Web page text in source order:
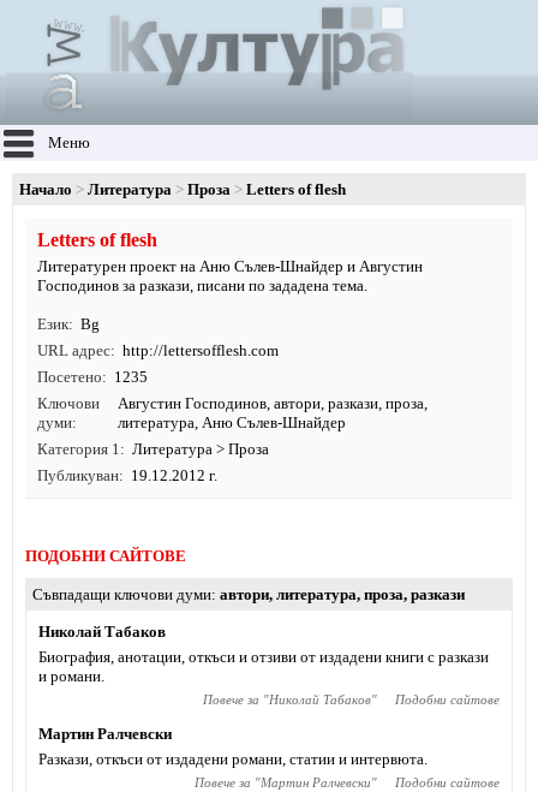
Меню
Начало Литература Проза Letters of flesh
Letters of flesh
Литературен проект на Аню Сълев-Шнайдер и Августин
Господинов за разкази, писани по зададена тема.
Език
Bg
URL адрес
http://lettersofflesh.com
Посетено
1235
Ключови
думи
Августин Господинов,автори,разкази,проза,
литература, Аню Сълев-Шнайдер
Категория 1
Литература > Проза
Публикуван
19.12.2012 г.
ПОДОБНИ САЙТОВЕ
Съвпадащи ключови думи автори, литература, проза, разкази
Николай Табаков
Биография, анотации, откъси и отзиви от издадени книги с разкази
и романи.
Повече за "Николай Табаков" Подобни сайтове
Мартин Ралчевски
Разкази, откъси от издадени романи, статии и интервюта.
Повече за "Мартин Ралчевски" Подобни сайтове